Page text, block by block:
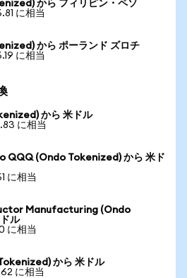
から フィリピン・ペソ
に相当
から ポーランド ズロチ
に相当
から 米ドル
に相当
QQQ (Ondo Tokenized) から 米ド
に相当
Manufacturing (Ondo
ル
に相当
から 米ドル
に相当